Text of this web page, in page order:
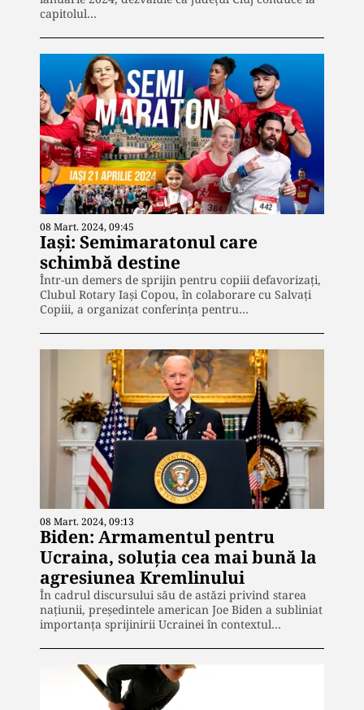
capitolul…
08 Mart. 2024, 09:45
Iași: Semimaratonul care
schimbă destine
Într-un demers de sprijin pentru copiii defavorizați,
Clubul Rotary Iași Copou, în colaborare cu Salvați
Copiii, a organizat conferința pentru…
08 Mart. 2024, 09:13
Biden: Armamentul pentru
Ucraina, soluția cea mai bună la
agresiunea Kremlinului
În cadrul discursului său de astăzi privind starea
națiunii, președintele american Joe Biden a subliniat
importanța sprijinirii Ucrainei în contextul…